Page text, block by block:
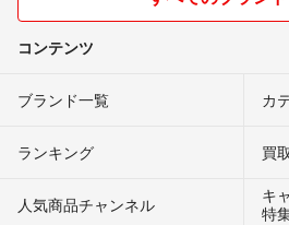
コンテンツ
ブランド一覧 カ
ランキング 買
人気商品チャンネル
キ
特